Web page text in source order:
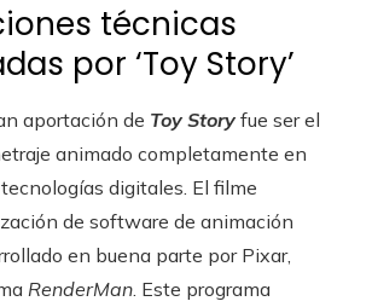
técnicas
por ‘Toy Story’
aportación de Toy Story fue ser el
animado completamente en
digitales. El filme
de software de animación
en buena parte por Pixar,
RenderMan . Este programa